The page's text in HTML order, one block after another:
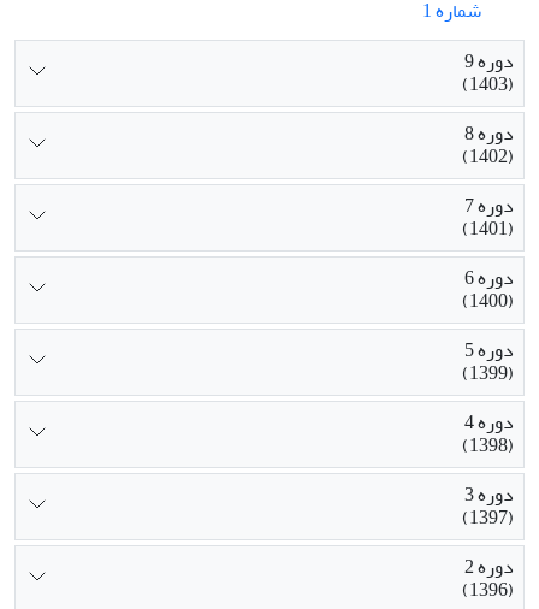
شماره 1
دوره 9
(1403)
دوره 8
(1402)
دوره 7
(1401)
دوره 6
(1400)
دوره 5
(1399)
دوره 4
(1398)
دوره 3
(1397)
دوره 2
(1396)